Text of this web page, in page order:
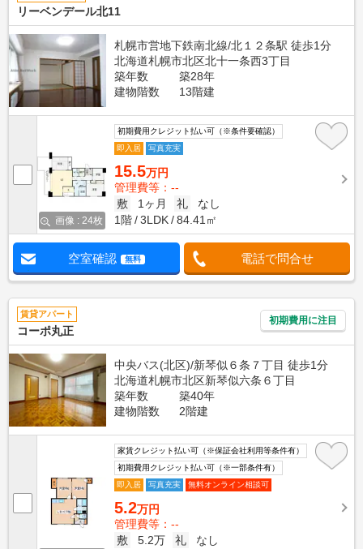
リーベンデール北11
札幌市営地下鉄南北線/北１２条駅 徒歩1分
北海道札幌市北区北十一条西3丁目
築年数
築28年
建物階数
13階建
画像 : 24枚
初期費用クレジット払い可（※条件要確認）
即入居
写真充実
15.5万円
管理費等：--
敷
1ヶ月 礼
なし
1階
3LDK 84.41㎡
空室確認 無料 電話で問合せ
賃貸アパート
コーポ丸正
初期費用に注目
中央バス(北区)/新琴似６条７丁目 徒歩1分
北海道札幌市北区新琴似六条６丁目
築年数
築40年
建物階数
2階建
家賃クレジット払い可（※保証会社利用等条件有）
初期費用クレジット払い可（※一部条件有）
即入居
写真充実 無料オンライン相談可
5.2万円
管理費等：--
敷
5.2万 礼 なし